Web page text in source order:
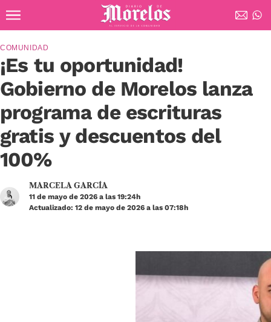
Diario de Morelos
¡Es tu oportunidad!
Gobierno de Morelos lanza
programa de escrituras
gratis y descuentos del
100%
COMUNIDAD
MARCELA GARCÍA
11 de mayo de 2026 a las 19:24h
Actualizado: 12 de mayo de 2026 a las 07:18h